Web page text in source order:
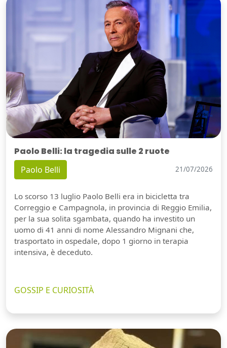
Paolo Belli: la tragedia sulle 2 ruote
Paolo Belli 21/07/2026
Lo scorso 13 luglio Paolo Belli era in bicicletta tra
Correggio e Campagnola, in provincia di Reggio Emilia,
per la sua solita sgambata, quando ha investito un
uomo di 41 anni di nome Alessandro Mignani che,
trasportato in ospedale, dopo 1 giorno in terapia
intensiva, è deceduto.
GOSSIP E CURIOSITÀ